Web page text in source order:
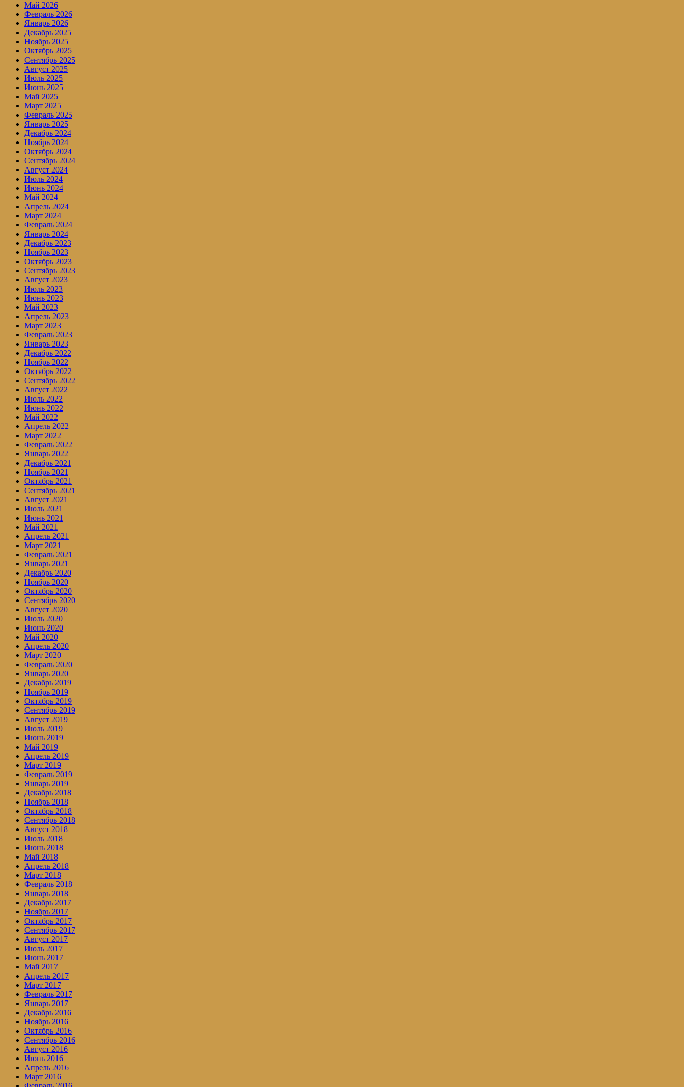
Май 2026
Февраль 2026
Январь 2026
Декабрь 2025
Ноябрь 2025
Октябрь 2025
Сентябрь 2025
Август 2025
Июль 2025
Июнь 2025
Май 2025
Март 2025
Февраль 2025
Январь 2025
Декабрь 2024
Ноябрь 2024
Октябрь 2024
Сентябрь 2024
Август 2024
Июль 2024
Июнь 2024
Май 2024
Апрель 2024
Март 2024
Февраль 2024
Январь 2024
Декабрь 2023
Ноябрь 2023
Октябрь 2023
Сентябрь 2023
Август 2023
Июль 2023
Июнь 2023
Май 2023
Апрель 2023
Март 2023
Февраль 2023
Январь 2023
Декабрь 2022
Ноябрь 2022
Октябрь 2022
Сентябрь 2022
Август 2022
Июль 2022
Июнь 2022
Май 2022
Апрель 2022
Март 2022
Февраль 2022
Январь 2022
Декабрь 2021
Ноябрь 2021
Октябрь 2021
Сентябрь 2021
Август 2021
Июль 2021
Июнь 2021
Май 2021
Апрель 2021
Март 2021
Февраль 2021
Январь 2021
Декабрь 2020
Ноябрь 2020
Октябрь 2020
Сентябрь 2020
Август 2020
Июль 2020
Июнь 2020
Май 2020
Апрель 2020
Март 2020
Февраль 2020
Январь 2020
Декабрь 2019
Ноябрь 2019
Октябрь 2019
Сентябрь 2019
Август 2019
Июль 2019
Июнь 2019
Май 2019
Апрель 2019
Март 2019
Февраль 2019
Январь 2019
Декабрь 2018
Ноябрь 2018
Октябрь 2018
Сентябрь 2018
Август 2018
Июль 2018
Июнь 2018
Май 2018
Апрель 2018
Март 2018
Февраль 2018
Январь 2018
Декабрь 2017
Ноябрь 2017
Октябрь 2017
Сентябрь 2017
Август 2017
Июль 2017
Июнь 2017
Май 2017
Апрель 2017
Март 2017
Февраль 2017
Январь 2017
Декабрь 2016
Ноябрь 2016
Октябрь 2016
Сентябрь 2016
Август 2016
Июнь 2016
Апрель 2016
Март 2016